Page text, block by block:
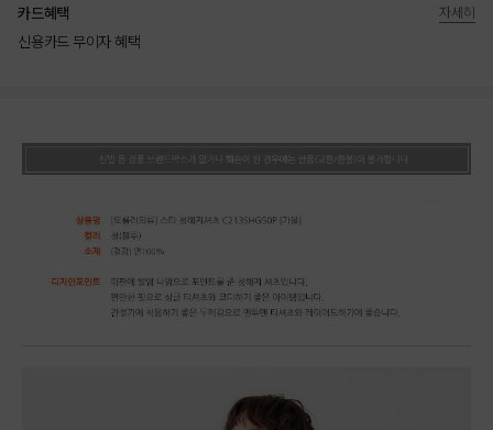
카드혜택
신용카드 무이자 혜택
자세히